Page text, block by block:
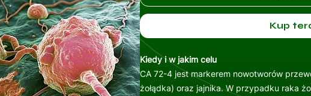
Kup
Kiedy i w jakim celu
CA 72-4 jest markerem nowotworów
żołądka) oraz jajnika. W przypadku raka